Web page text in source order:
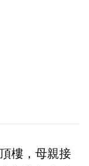
樓，母親接